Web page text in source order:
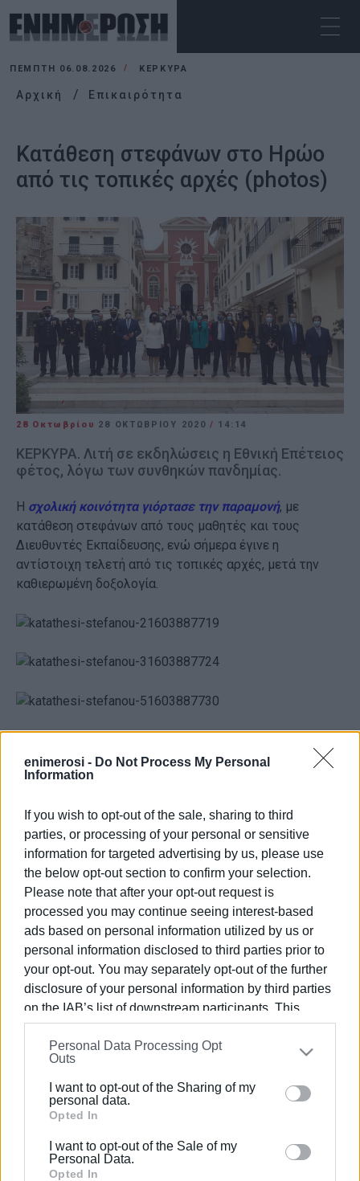
enimerosi - Do Not Process My Personal
Information
If you wish to opt-out of the sale, sharing to third
parties, or processing of your personal or sensitive
information for targeted advertising by us, please use
the below opt-out section to confirm your selection.
Please note that after your opt-out request is
processed you may continue seeing interest-based
ads based on personal information utilized by us or
personal information disclosed to third parties prior to
your opt-out. You may separately opt-out of the further
disclosure of your personal information by third parties
on the IAB’s list of downstream participants. This
information may also be disclosed by us to third parties
on theIAB’s List of Downstream Participants
that may
further disclose it to other third parties.
Please note that this website/app uses one or more
Google services and may gather and store information
behaviour. You may click to grant or deny consent to
Google and its third-party tags to use your data for
Personal Data Processing Opt
Outs
I want to opt-out of the Sharing of my
personal data.
Opted In
I want to opt-out of the Sale of my
Personal Data.
Opted In
ΠΈΜΠΤΗ 06.08.2026 ΚΕΡΚΥΡΑ
Αρχική Επικαιρότητα
Κατάθεση στεφάνων στο Ηρώο
από τις τοπικές αρχές (photos)
28 Οκτωβρίου 28 ΟΚΤΩΒΡΊΟΥ 2020/ 14:14
ΚΕΡΚΥΡΑ. Λιτή σε εκδηλώσεις η Εθνική Επέτειος
φέτος, λόγω των συνθηκών πανδημίας.
Η σχολική κοινότητα γιόρτασε την παραμονή, με
κατάθεση στεφάνων από τους μαθητές και τους
Διευθυντές Εκπαίδευσης, ενώ σήμερα έγινε η
αντίστοιχη τελετή από τις τοπικές αρχές, μετά την
καθιερωμένη δοξολογία.
Εμφανίσεις: 105
Ακολουθήστε το enimerosi στοFacebook
Συνδρομητές στο e-paper